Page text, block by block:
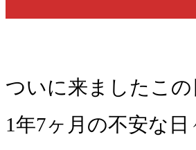
ついに来ましたこの
1年7ヶ月の不安な日